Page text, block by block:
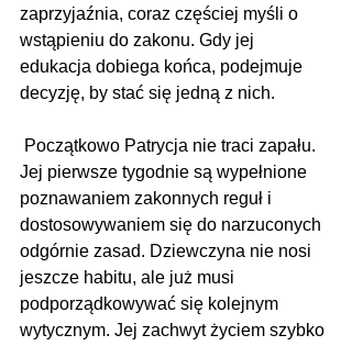
zaprzyjaźnia, coraz częściej myśli o
wstąpieniu do zakonu. Gdy jej
edukacja dobiega końca, podejmuje
decyzję, by stać się jedną z nich.
Jej pierwsze tygodnie są wypełnione
poznawaniem zakonnych reguł i
dostosowywaniem się do narzuconych
odgórnie zasad. Dziewczyna nie nosi
jeszcze habitu, ale już musi
podporządkowywać się kolejnym
wytycznym. Jej zachwyt życiem szybko